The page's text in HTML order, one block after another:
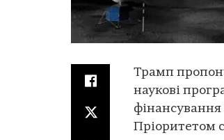
Трамп
наукові
фінансування
Пріоритетом